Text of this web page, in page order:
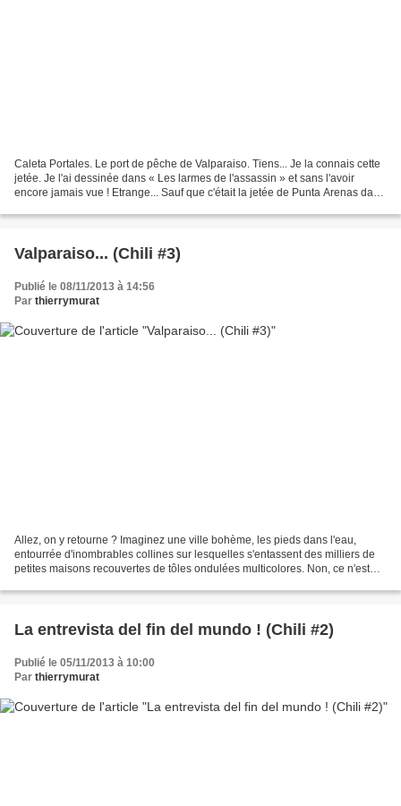
Caleta Portales. Le port de pêche de Valparaiso. Tiens... Je la connais cette
jetée. Je l'ai dessinée dans « Les larmes de l'assassin » et sans l'avoir
encore jamais vue ! Etrange... Sauf que c'était la jetée de Punta Arenas dans
Valparaiso... (Chili #3)
Publié le 08/11/2013 à 14:56
Par thierrymurat
Allez, on y retourne ? Imaginez une ville bohème, les pieds dans l'eau,
entourrée d'inombrables collines sur lesquelles s'entassent des milliers de
petites maisons recouvertes de tôles ondulées multicolores. Non, ce n'est
La entrevista del fin del mundo ! (Chili #2)
Publié le 05/11/2013 à 10:00
Par thierrymurat